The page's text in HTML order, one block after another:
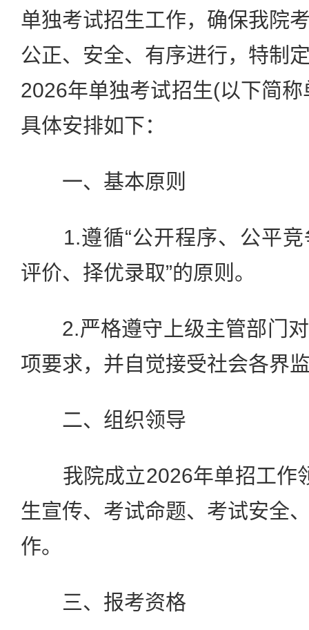
单独考试招生工作，确保我院
公正、安全、有序进行，特制
2026年单独考试招生(以下简
具体安排如下：
一、基本原则
1.遵循“公开程序、公平竞
评价、择优录取”的原则。
2.严格遵守上级主管部门对
项要求，并自觉接受社会各界
二、组织领导
我院成立2026年单招工作
生宣传、考试命题、考试安全
作。
三、报考资格